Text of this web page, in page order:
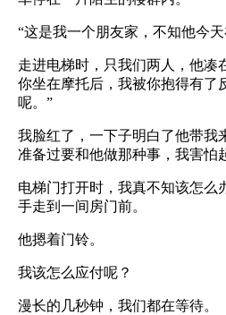
“这是我一个朋友家，不知他今
走进电梯时，只我们两人，他凑
你坐在摩托后，我被你抱得有了
呢。”
我脸红了，一下子明白了他带我
准备过要和他做那种事，我害怕
电梯门打开时，我真不知该怎么
手走到一间房门前。
他摁着门铃。
我该怎么应付呢？
漫长的几秒钟，我们都在等待。